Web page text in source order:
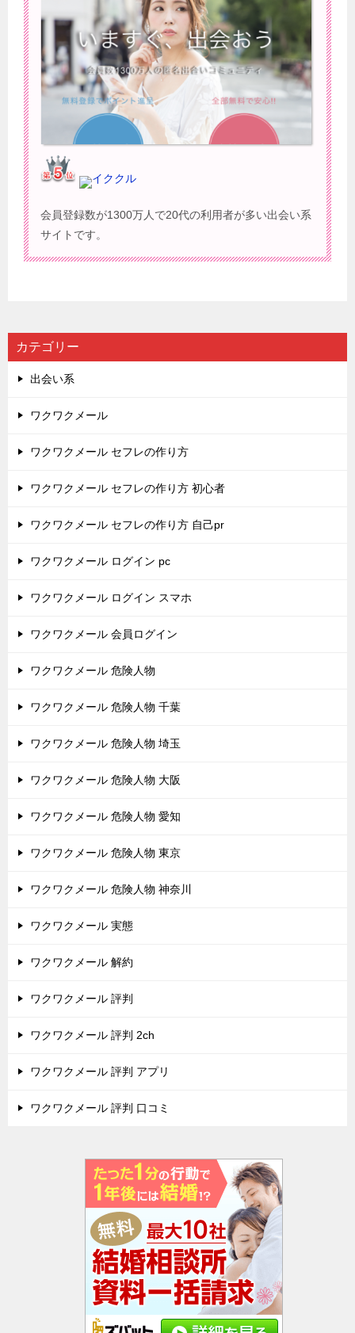
イククル
会員登録数が1300万人で20代の利用者が多い出会い系
サイトです。
カテゴリー
出会い系
ワクワクメール
ワクワクメール セフレの作り方
ワクワクメール セフレの作り方 初心者
ワクワクメール セフレの作り方 自己pr
ワクワクメール ログイン pc
ワクワクメール ログイン スマホ
ワクワクメール 会員ログイン
ワクワクメール 危険人物
ワクワクメール 危険人物 千葉
ワクワクメール 危険人物 埼玉
ワクワクメール 危険人物 大阪
ワクワクメール 危険人物 愛知
ワクワクメール 危険人物 東京
ワクワクメール 危険人物 神奈川
ワクワクメール 実態
ワクワクメール 解約
ワクワクメール 評判
ワクワクメール 評判 2ch
ワクワクメール 評判 アプリ
ワクワクメール 評判 口コミ